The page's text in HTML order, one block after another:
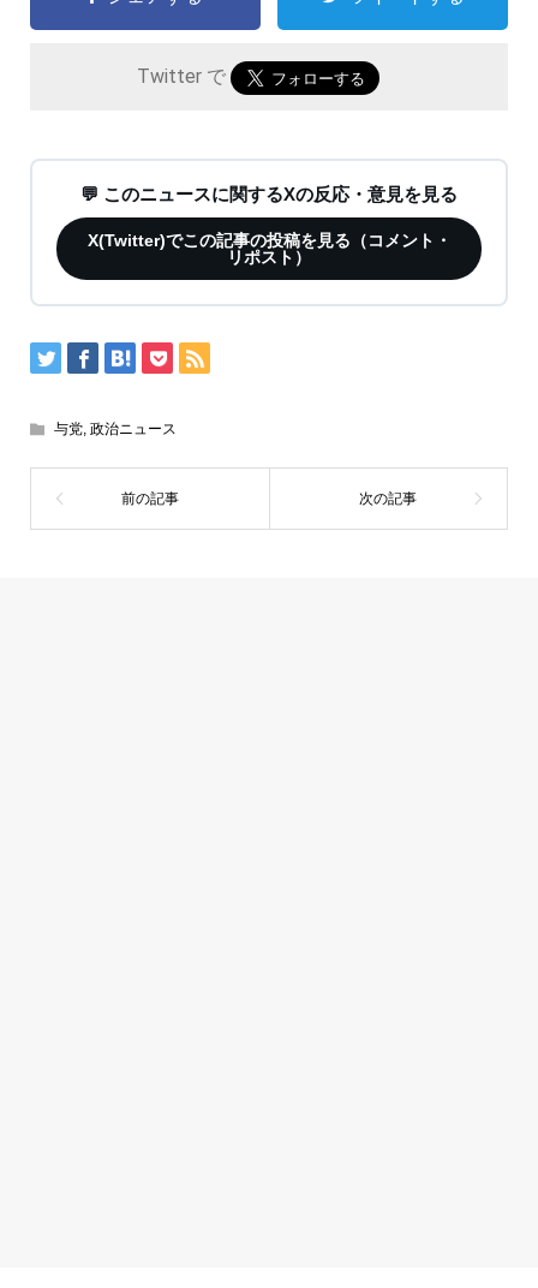
Twitter で
💬 このニュースに関するXの反応・意見を見る
X(Twitter)でこの記事の投稿を見る（コメント・
リポスト）
与党, 政治ニュース